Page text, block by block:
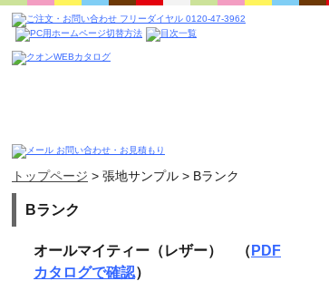
トップページ > 張地サンプル > Bランク
Bランク
オールマイティー（レザー） （ PDF
カタログで確認）